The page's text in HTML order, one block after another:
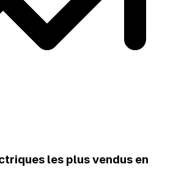
les plus vendus en